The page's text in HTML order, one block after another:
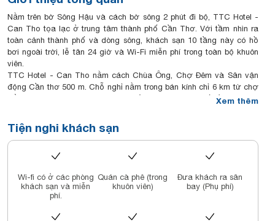
Nằm trên bờ Sông Hậu và cách bờ sông 2 phút đi bộ, TTC Hotel -
Can Tho tọa lạc ở trung tâm thành phố Cần Thơ. Với tầm nhìn ra
toàn cảnh thành phố và dòng sông, khách sạn 10 tầng này có hồ
bơi ngoài trời, lễ tân 24 giờ và Wi-Fi miễn phí trong toàn bộ khuôn
viên.
TTC Hotel - Can Tho nằm cách Chùa Ông, Chợ Đêm và Sân vận
động Cần thơ 500 m. Chỗ nghỉ nằm trong bán kính chỉ 6 km từ chợ
nổi Cái Răng và 7 km từ sân bay Cần Thơ. Thành phố Hồ Chí Minh
Phòng nghỉ lắp máy điều hòa tại đây có sàn lát gạch và được trang
bị đầy đủ tiện nghi với tủ để quần áo, bàn làm việc, truyền hình cáp
và khu vực ghế ngồi. Trong phòng cũng có minibar và tiện nghi pha
trà/cà phê. Phòng tắm riêng được bố trí máy sấy tóc, áo choàng
TTC Hotel - Can Tho có trung tâm dịch vụ doanh nhân, sòng bạc và
hộp đêm. Du khách có thể tận hưởng buổi tiệc nướng/karaoke tại
hành lý, dịch vụ giặt là và tiện nghi tổ chức tiệc/hội họp được cung
Xem thêm
Tiện nghi khách sạn
Wi-fi có ở các phòng
khách sạn và miễn
phí.
Quán cà phê (trong
khuôn viên)
Đưa khách ra sân
bay (Phụ phí)